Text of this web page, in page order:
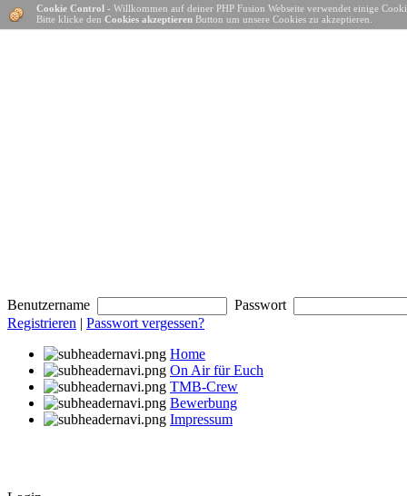
Benutzername
Passwort
Registrieren | Passwort vergessen?
Home
On Air für Euch
TMB-Crew
Bewerbung
Impressum
Cookie Control - Willkommen auf deiner PHP Fusion Webseite verwendet einige
Bitte klicke den Cookies akzeptieren Button um unsere Cookies zu akzeptieren.